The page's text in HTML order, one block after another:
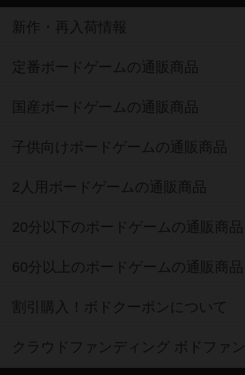
新作・再入荷情報
定番ボードゲームの通販商品
国産ボードゲームの通販商品
子供向けボードゲームの通販商品
2人用ボードゲームの通販商品
20分以下のボードゲームの通販商品
60分以上のボードゲームの通販商品
割引購入！ボドクーポンについて
クラウドファンディング ボドファン